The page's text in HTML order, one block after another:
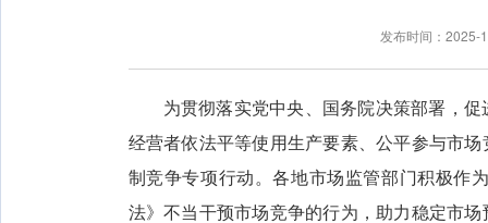
发布时间：
为贯彻落实党中央、国务院决策部署，
经营者依法平等使用生产要素、公平参与市
制竞争专项行动。各地市场监管部门积极作
法》不当干预市场竞争的行为，助力稳定市